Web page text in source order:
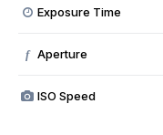
Exposure Time
f Aperture
ISO Speed